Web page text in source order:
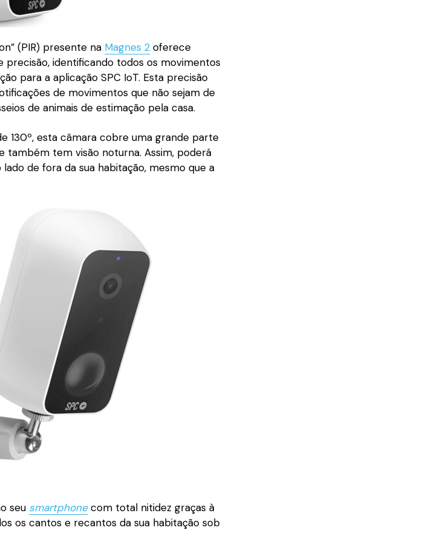
(PIR) presente na Magnes 2 oferece
identificando todos os movimentos
para a aplicação SPC IoT. Esta precisão
de movimentos que não sejam de
de animais de estimação pela casa.
130º, esta câmara cobre uma grande parte
também tem visão noturna. Assim, poderá
de fora da sua habitação, mesmo que a
seu smartphonecom total nitidez graças à
os cantos e recantos da sua habitação sob